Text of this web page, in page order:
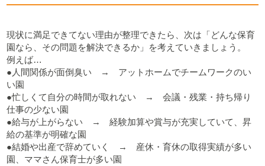
現状に満足できてない理由が整理できたら、次は「どんな保育
園なら、その問題を解決できるか」を考えていきましょう。
例えば…
●人間関係が面倒臭い → アットホームでチームワークのい
い園
●忙しくて自分の時間が取れない → 会議・残業・持ち帰り
仕事の少ない園
●給与が上がらない → 経験加算や賞与が充実していて、昇
給の基準が明確な園
●結婚や出産で辞めていく → 産休・育休の取得実績が多い
園、ママさん保育士が多い園